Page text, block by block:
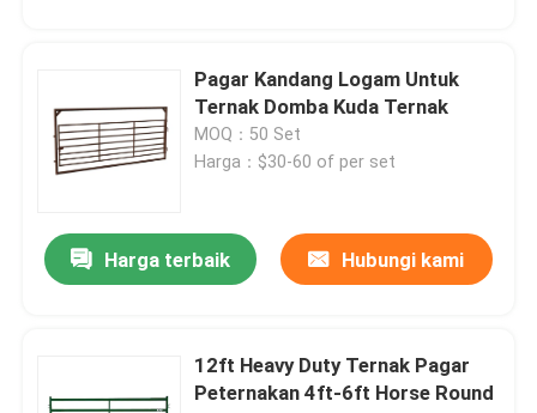
Panel Pagar Sementara
Pagar Palisade
Gerbang Pagar Logam
Kandang Anjing Tugas Berat
Pagar Kandang Logam Untuk
Ternak Domba Kuda Ternak
MOQ：50 Set
Harga：$30-60 of per set
Harga terbaik Hubungi kami
12ft Heavy Duty Ternak Pagar
Peternakan 4ft-6ft Horse Round